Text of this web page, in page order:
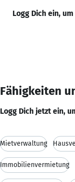
Logg Dich ein,
Fähigkeiten
Logg Dich jetzt ein,
Mietverwaltung
Immobilienvermietung